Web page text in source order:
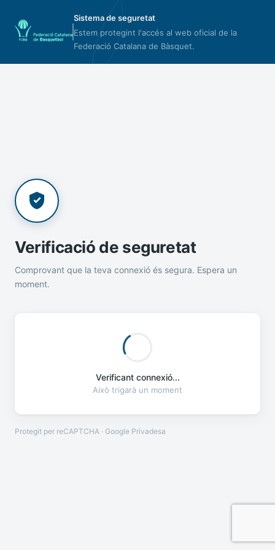
Sistema de seguretat
Estem protegint l'accés al web oficial de la
Federació Catalana de Bàsquet.
Verificació de seguretat
Comprovant que la teva connexió és segura. Espera un
moment.
Verificant connexió...
Això trigarà un moment
Protegit per reCAPTCHA · Google Privadesa